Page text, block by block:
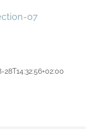
07
28T14:32:56+02:00